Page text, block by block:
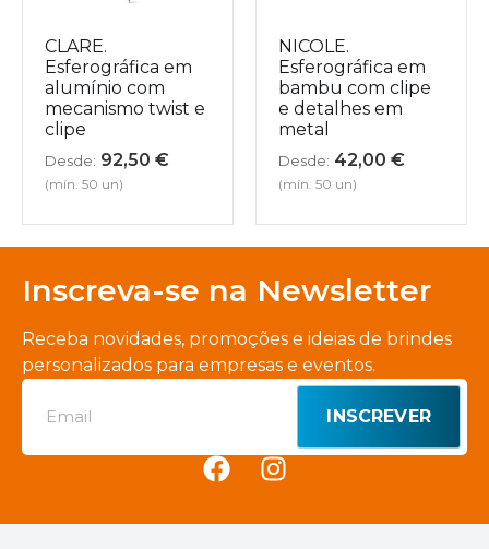
CLARE.
Esferográfica em
alumínio com
mecanismo twist e
clipe
Desde: 92,50 €
(mín. 50 un)
NICOLE.
Esferográfica em
bambu com clipe
e detalhes em
metal
Desde: 42,00 €
(mín. 50 un)
Inscreva-se na Newsletter
Receba novidades, promoções e ideias de brindes
personalizados para empresas e eventos.
INSCREVER